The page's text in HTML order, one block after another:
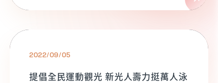
2022/09/05
提倡全民運動觀光 新光人壽力挺萬人泳